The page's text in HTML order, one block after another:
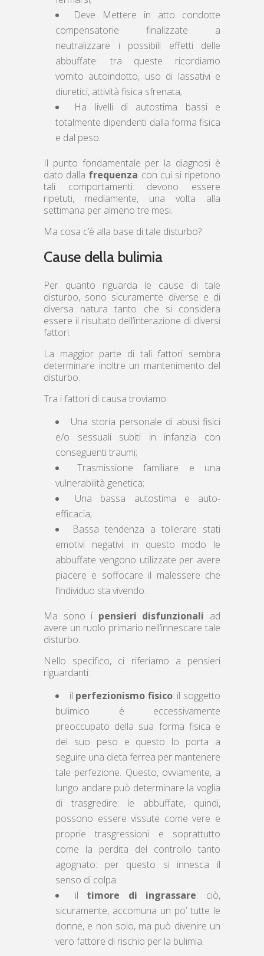
Deve Mettere in atto condotte
compensatorie finalizzate a
neutralizzare i possibili effetti delle
abbuffate: tra queste ricordiamo
vomito autoindotto, uso di lassativi e
diuretici, attività fisica sfrenata;
Ha livelli di autostima bassi e
totalmente dipendenti dalla forma fisica
e dal peso.
Il punto fondamentale per la diagnosi è
dato dalla frequenza con cui si ripetono
tali comportamenti: devono essere
ripetuti, mediamente, una volta alla
settimana per almeno tre mesi.
Ma cosa c’è alla base di tale disturbo?
Cause della bulimia
Per quanto riguarda le cause di tale
disturbo, sono sicuramente diverse e di
diversa natura tanto che si considera
essere il risultato dell’interazione di diversi
fattori.
La maggior parte di tali fattori sembra
determinare inoltre un mantenimento del
disturbo.
Tra i fattori di causa troviamo:
Una storia personale di abusi fisici
e/o sessuali subiti in infanzia con
conseguenti traumi;
Trasmissione familiare e una
vulnerabilità genetica;
Una bassa autostima e auto-
efficacia;
Bassa tendenza a tollerare stati
emotivi negativi: in questo modo le
abbuffate vengono utilizzate per avere
piacere e soffocare il malessere che
l’individuo sta vivendo.
Ma sono i pensieri disfunzionali ad
avere un ruolo primario nell’innescare tale
disturbo.
Nello specifico, ci riferiamo a pensieri
riguardanti:
il perfezionismo fisico: il soggetto
bulimico è eccessivamente
preoccupato della sua forma fisica e
del suo peso e questo lo porta a
seguire una dieta ferrea per mantenere
tale perfezione. Questo, ovviamente, a
lungo andare può determinare la voglia
di trasgredire: le abbuffate, quindi,
possono essere vissute come vere e
proprie trasgressioni e soprattutto
come la perdita del controllo tanto
agognato: per questo si innesca il
senso di colpa.
il timore di ingrassare: ciò,
sicuramente, accomuna un po’ tutte le
donne, e non solo, ma può divenire un
vero fattore di rischio per la bulimia.